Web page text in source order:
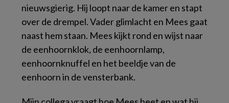
nieuwsgierig. Hij loopt naar de kamer en stapt
over de drempel. Vader glimlacht en Mees gaat
naast hem staan. Mees kijkt rond en wijst naar
de eenhoornklok, de eenhoornlamp,
eenhoornknuffel en het beeldje van de
eenhoorn in de vensterbank.